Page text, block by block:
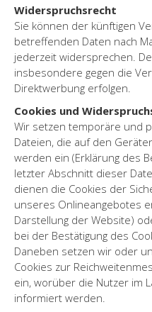
Widerspruchsrecht
Sie können der künftigen
betreffenden Daten nach
jederzeit widersprechen.
insbesondere gegen die
Direktwerbung erfolgen.
Cookies und
Wir setzen temporäre und
Dateien, die auf den
werden ein (Erklärung des
letzter Abschnitt dieser
dienen die Cookies der
unseres Onlineangebotes
Darstellung der Website)
bei der Bestätigung des
Daneben setzen wir oder
Cookies zur
ein, worüber die Nutzer im
informiert werden.